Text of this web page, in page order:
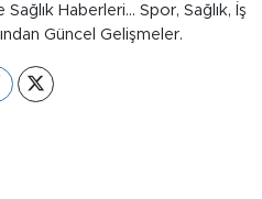
Haberleri... Spor, Sağlık, İş
Güncel Gelişmeler.